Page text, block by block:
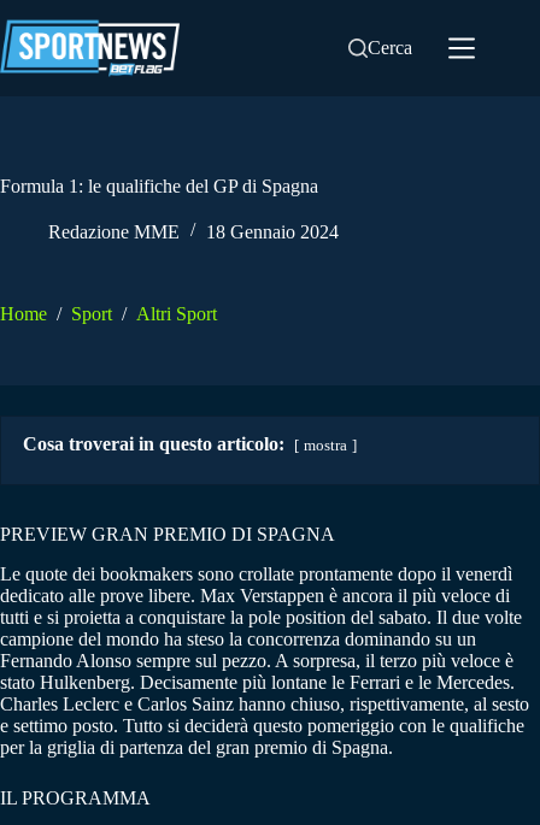
al
contenuto
Cerca
Formula 1: le qualifiche del GP di Spagna
Redazione MME 18 Gennaio 2024
Home / Sport / Altri Sport
Cosa troverai in questo articolo: mostra
PREVIEW GRAN PREMIO DI SPAGNA
Le quote dei bookmakers sono crollate prontamente dopo il venerdì
dedicato alle prove libere. Max Verstappen è ancora il più veloce di
tutti e si proietta a conquistare la pole position del sabato. Il due volte
campione del mondo ha steso la concorrenza dominando su un
Fernando Alonso sempre sul pezzo. A sorpresa, il terzo più veloce è
stato Hulkenberg. Decisamente più lontane le Ferrari e le Mercedes.
Charles Leclerc e Carlos Sainz hanno chiuso, rispettivamente, al sesto
e settimo posto. Tutto si deciderà questo pomeriggio con le qualifiche
per la griglia di partenza del gran premio di Spagna.
IL PROGRAMMA